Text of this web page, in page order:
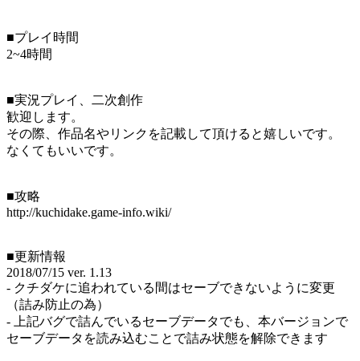
■プレイ時間
2~4時間
■実況プレイ、二次創作
歓迎します。
その際、作品名やリンクを記載して頂けると嬉しいです。
なくてもいいです。
■攻略
http://kuchidake.game-info.wiki/
■更新情報
2018/07/15 ver. 1.13
- クチダケに追われている間はセーブできないように変更
（詰み防止の為）
- 上記バグで詰んでいるセーブデータでも、本バージョンで
セーブデータを読み込むことで詰み状態を解除できます